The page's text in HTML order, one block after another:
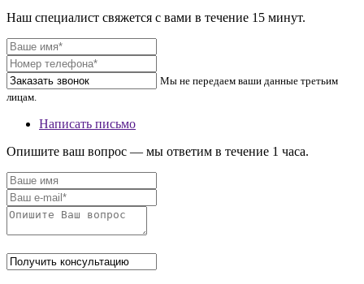
Наш специалист свяжется с вами в течение 15 минут.
Мы не передаем ваши данные третьим
лицам.
Написать письмо
Опишите ваш вопрос — мы ответим в течение 1 часа.